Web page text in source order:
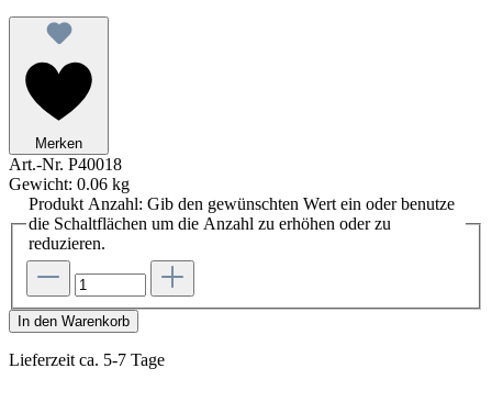
Merken
Art.-Nr. P40018
Gewicht: 0.06 kg
Produkt Anzahl: Gib den gewünschten Wert ein oder benutze
die Schaltflächen um die Anzahl zu erhöhen oder zu
reduzieren.
In den Warenkorb
Lieferzeit ca. 5-7 Tage